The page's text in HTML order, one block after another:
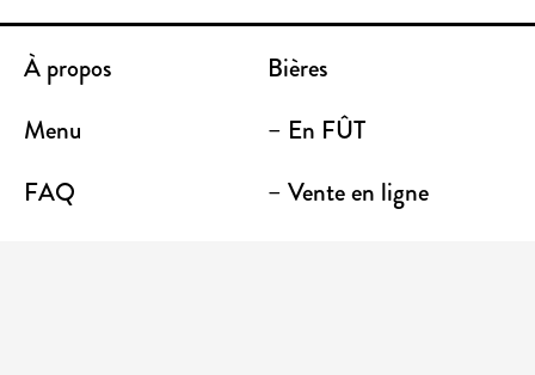
À propos
Bières
Menu
– En FÛT
FAQ
– Vente en ligne